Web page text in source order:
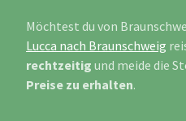
Möchtest du von
Lucca nach Braunschweig
rechtzeitig und meide die
Preise zu erhalten.